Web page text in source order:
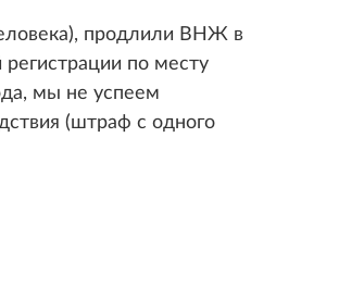
продлили ВНЖ в
по месту
мы не успеем
(штраф с одного